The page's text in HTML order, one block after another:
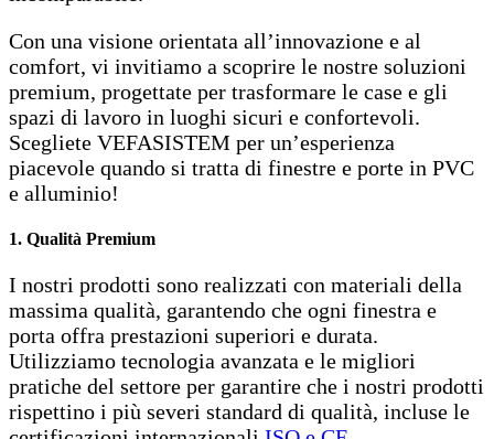
Con una visione orientata all’innovazione e al
comfort, vi invitiamo a scoprire le nostre soluzioni
premium, progettate per trasformare le case e gli
spazi di lavoro in luoghi sicuri e confortevoli.
Scegliete VEFASISTEM per un’esperienza
piacevole quando si tratta di finestre e porte in PVC
e alluminio!
1. Qualità Premium
I nostri prodotti sono realizzati con materiali della
massima qualità, garantendo che ogni finestra e
porta offra prestazioni superiori e durata.
Utilizziamo tecnologia avanzata e le migliori
pratiche del settore per garantire che i nostri prodotti
rispettino i più severi standard di qualità, incluse le